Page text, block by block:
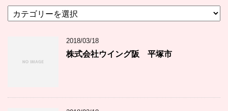
テ
2018/03/18
株式会社ウイング阪 平塚市